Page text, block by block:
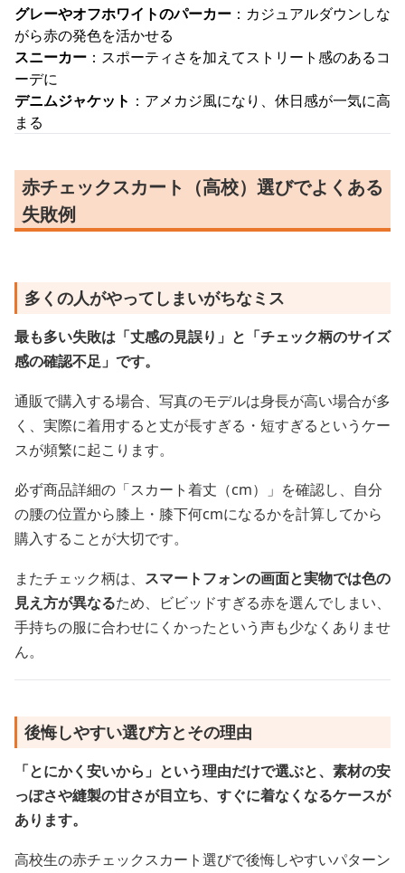
グレーやオフホワイトのパーカー ：カジュアルダウンしな
がら赤の発色を活かせる
スニーカー ：スポーティさを加えてストリート感のあるコ
ーデに
デニムジャケット ：アメカジ風になり、休日感が一気に高
まる
赤チェックスカート（高校）選びでよくある
失敗例
多くの人がやってしまいがちなミス
最も多い失敗は「丈感の見誤り」と「チェック柄のサイズ
感の確認不足」です。
通販で購入する場合、写真のモデルは身長が高い場合が多
く、実際に着用すると丈が長すぎる・短すぎるというケー
スが頻繁に起こります。
必ず商品詳細の「スカート着丈（cm）」を確認し、自分
の腰の位置から膝上・膝下何cmになるかを計算してから
購入することが大切です。
またチェック柄は、 スマートフォンの画面と実物では色の
見え方が異なるため、ビビッドすぎる赤を選んでしまい、
手持ちの服に合わせにくかったという声も少なくありませ
ん。
後悔しやすい選び方とその理由
「とにかく安いから」という理由だけで選ぶと、素材の安
っぽさや縫製の甘さが目立ち、すぐに着なくなるケースが
あります。
高校生の赤チェックスカート選びで後悔しやすいパターン